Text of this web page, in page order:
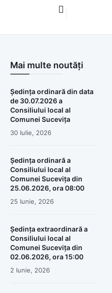
Mai multe noutăți
Ședința ordinară din data
de 30.07.2026 a
Consiliului local al
Comunei Sucevița
30 Iulie, 2026
Ședința ordinară a
Consiliului local al
Comunei Sucevița din
25.06.2026, ora 08:00
25 Iunie, 2026
Ședința extraordinară a
Consiliului local al
Comunei Sucevița din
02.06.2026, ora 15:00
2 Iunie, 2026